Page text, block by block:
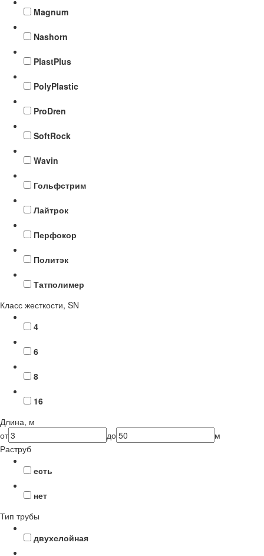
Magnum
Nashorn
PlastPlus
PolyPlastic
ProDren
SoftRock
Wavin
Гольфстрим
Лайтрок
Перфокор
Политэк
Татполимер
Класс жесткости, SN
4
6
8
16
Длина, м
от
до
м
Раструб
есть
нет
Тип трубы
двухслойная